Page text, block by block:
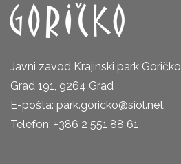
Javni zavod Krajinski park Goričko
Grad 191, 9264 Grad
E-pošta: park.goricko@siol.net
Telefon: +386 2 551 88 61